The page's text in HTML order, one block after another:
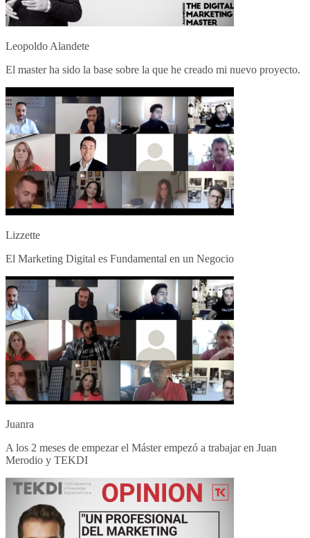
Leopoldo Alandete
El master ha sido la base sobre la que he creado mi nuevo proyecto.
Lizzette
El Marketing Digital es Fundamental en un Negocio
Juanra
A los 2 meses de empezar el Máster empezó a trabajar en Juan
Merodio y TEKDI